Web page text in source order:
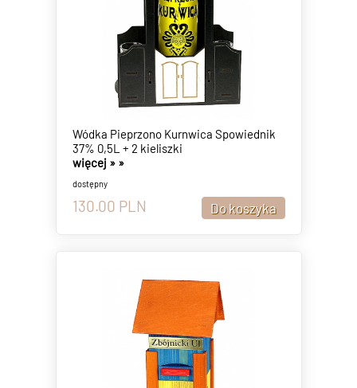
Wódka Pieprzono Kurnwica Spowiednik
37% 0,5L + 2 kieliszki
więcej » »
dostępny
130.00 PLN